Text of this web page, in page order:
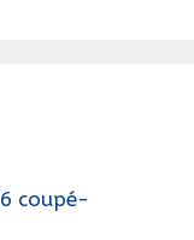
coupé-